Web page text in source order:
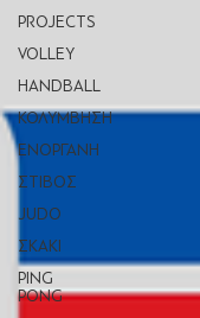
PROJECTS
VOLLEY
HANDBALL
ΚΟΛΥΜΒΗΣΗ
ΕΝΟΡΓΑΝΗ
ΣΤΙΒΟΣ
JUDO
ΣΚΑΚΙ
PING
PONG